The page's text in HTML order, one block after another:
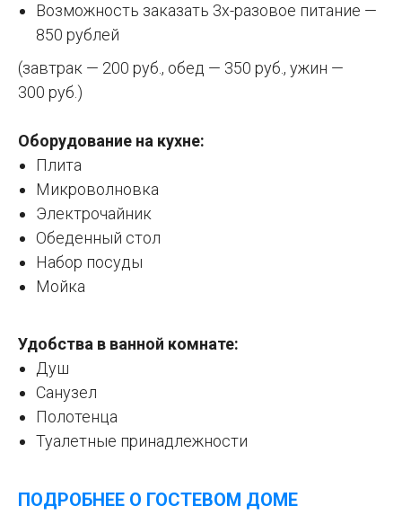
Возможность заказать 3х-разовое питание —
850 рублей
(завтрак — 200 руб., обед — 350 руб., ужин —
300 руб.)
Оборудование на кухне:
Плита
Микроволновка
Электрочайник
Обеденный стол
Набор посуды
Мойка
Удобства в ванной комнате:
Душ
Санузел
Полотенца
Туалетные принадлежности
ПОДРОБНЕЕ О ГОСТЕВОМ ДОМЕ